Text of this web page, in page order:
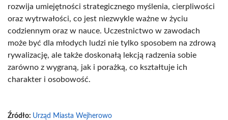
rozwija umiejętności strategicznego myślenia, cierpliwości
oraz wytrwałości, co jest niezwykle ważne w życiu
codziennym oraz w nauce. Uczestnictwo w zawodach
może być dla młodych ludzi nie tylko sposobem na zdrową
rywalizację, ale także doskonałą lekcją radzenia sobie
zarówno z wygraną, jak i porażką, co kształtuje ich
charakter i osobowość.
Źródło: Urząd Miasta Wejherowo